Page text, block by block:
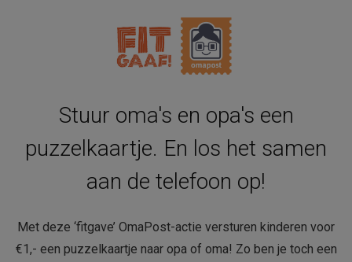
Over ons
Contact
Bestellen
Winkelmand
Stuur oma's en opa's een
puzzelkaartje. En los het samen
aan de telefoon op!
Met deze ‘fitgave’ OmaPost-actie versturen kinderen voor
€1,- een puzzelkaartje naar opa of oma! Zo ben je toch een